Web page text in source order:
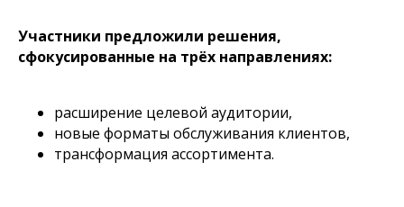
Участники предложили решения,
сфокусированные на трёх направлениях:
расширение целевой аудитории,
новые форматы обслуживания клиентов,
трансформация ассортимента.